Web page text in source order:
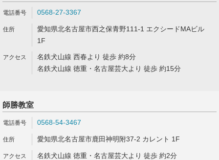
0568-27-3367
愛知県北名古屋市西之保青野111-1 エクシードMAビル
1F
名鉄犬山線 西春より 徒歩 約8分
名鉄犬山線 徳重・名古屋芸大より 徒歩 約15分
師勝教室
0568-54-3467
愛知県北名古屋市鹿田神明附37-2 カレント 1F
名鉄犬山線 徳重・名古屋芸大より 徒歩 約2分